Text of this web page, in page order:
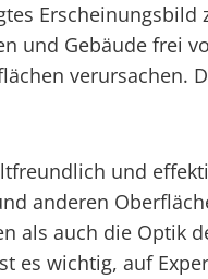
Erscheinungsbild
und Gebäude frei
verursachen.
und
anderen
als auch die Optik
es wichtig, auf